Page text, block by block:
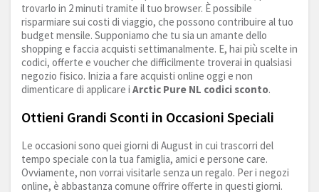
trovarlo in 2 minuti tramite il tuo browser. È possibile
risparmiare sui costi di viaggio, che possono contribuire al tuo
budget mensile. Supponiamo che tu sia un amante dello
shopping e faccia acquisti settimanalmente. E, hai più scelte in
codici, offerte e voucher che difficilmente troverai in qualsiasi
negozio fisico. Inizia a fare acquisti online oggi e non
dimenticare di applicare i Arctic Pure NL codici sconto.
Ottieni Grandi Sconti in Occasioni Speciali
Le occasioni sono quei giorni di August in cui trascorri del
tempo speciale con la tua famiglia, amici e persone care.
Ovviamente, non vorrai visitarle senza un regalo. Per i negozi
online, è abbastanza comune offrire offerte in questi giorni.